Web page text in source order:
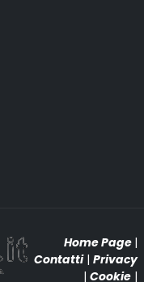
Home Page |
Contatti| Privacy
| Cookie |